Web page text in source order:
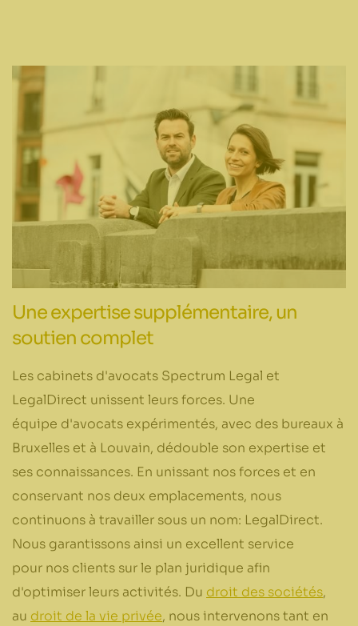
Une expertise supplémentaire, un
soutien complet
Les cabinets d'avocats Spectrum Legal et
LegalDirect unissent leurs forces. Une
équipe d'avocats expérimentés, avec des bureaux à
Bruxelles et à Louvain, dédouble son expertise et
ses connaissances. En unissant nos forces et en
conservant nos deux emplacements, nous
continuons à travailler sous un nom: LegalDirect.
Nous garantissons ainsi un excellent service
pour nos clients sur le plan juridique afin
d'optimiser leurs activités. Du droit des sociétés,
au droit de la vie privée, nous intervenons tant en